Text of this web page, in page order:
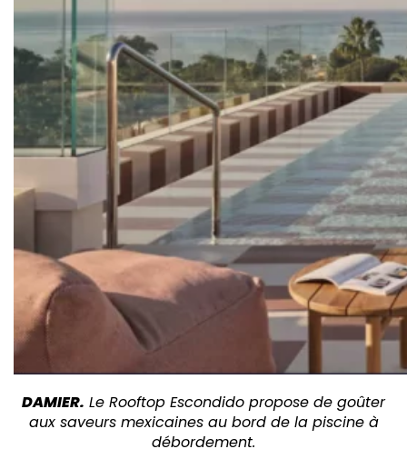
DAMIER. Le Rooftop Escondido propose de goûter
aux saveurs mexicaines au bord de la piscine à
débordement.